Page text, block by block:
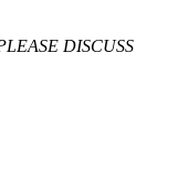
DISCUSS